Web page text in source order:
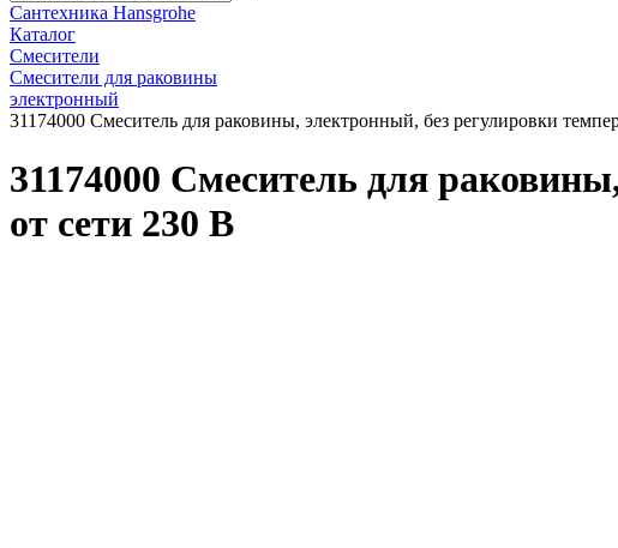
Сантехника Hansgrohe
Каталог
Смесители
Смесители для раковины
электронный
31174000 Смеситель для раковины, электронный, без регулировки
31174000 Смеситель для
от сети 230 В